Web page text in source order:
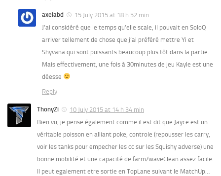
axelabd
15 July 2015 at 18 h 52 min
J’ai considéré que le temps qu’elle scale, il pouvait en SoloQ
arriver tellement de chose que j’ai préféré mettre Yi et
Shyvana qui sont puissants beaucoup plus tôt dans la partie.
Mais effectivement, une fois à 30minutes de jeu Kayle est une
déesse
Reply
ThonyZi
10 July 2015 at 14 h 34 min
Bien vu, je pense également comme il est dit que Jayce est un
véritable poisson en alliant poke, controle (repousser les carry,
voir les tanks pour empecher les cc sur les Squishy adverse) une
bonne mobilité et une capacité de farm/waveClean assez facile.
Il peut egalement etre sortie en TopLane suivant le MatchUp…